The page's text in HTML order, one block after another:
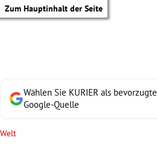
Zum Hauptinhalt der Seite
Wählen Sie KURIER als bevorzugte
Google-Quelle
Welt